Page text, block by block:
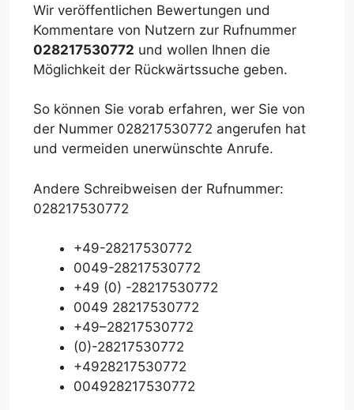
Wir veröffentlichen Bewertungen und
Kommentare von Nutzern zur Rufnummer
028217530772 und wollen Ihnen die
Möglichkeit der Rückwärtssuche geben.
So können Sie vorab erfahren, wer Sie von
der Nummer 028217530772 angerufen hat
und vermeiden unerwünschte Anrufe.
Andere Schreibweisen der Rufnummer:
028217530772
+49-28217530772
0049-28217530772
+49 (0) -28217530772
0049 28217530772
+49–28217530772
(0)-28217530772
+4928217530772
004928217530772